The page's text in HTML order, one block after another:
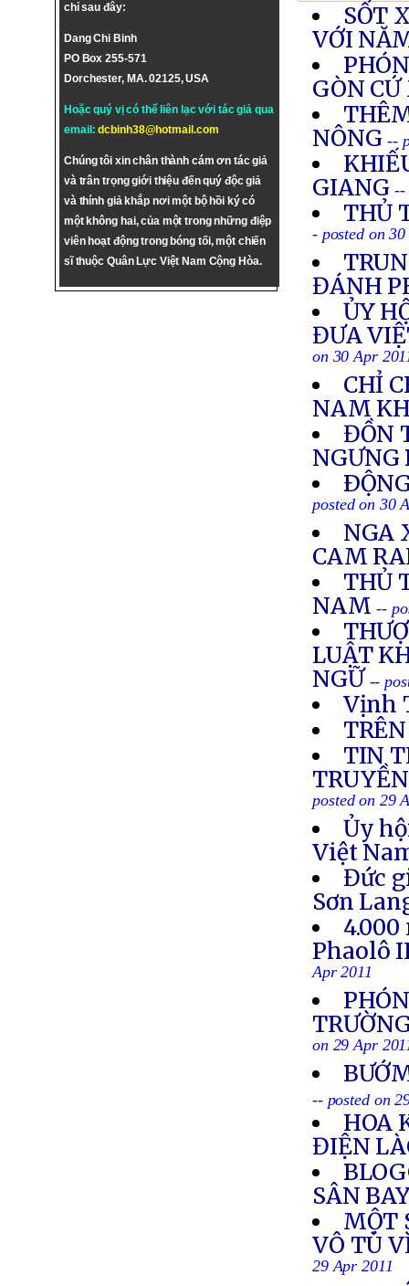
chỉ sau đây:
Dang Chi Binh
PO Box 255-571
Dorchester, MA. 02125, USA
Hoặc quý vị có thể liên lạc với tác giả qua
email:dcbinh38@hotmail.com
Chúng tôi xin chân thành cám ơn tác giả
và trân trọng giới thiệu đến quý độc giả
và thính giả khắp nơi một bộ hồi ký có
một không hai, của một trong những điệp
viên hoạt động trong bóng tối, một chiến
sĩ thuộc Quân Lực Việt Nam Cộng Hòa.
SỐT
VỚI
GÒN
NÔNG --
GIANG --
THỦ
- posted on
ĐÁNH
ỦY
ĐƯA
on 30 Apr
CHỈ
NAM
ĐỒN
posted on 30
NGA
CAM
THỦ
NAM--
LUẬT
NGỮ --
Vịnh
TIN
posted on 29
Ủy
Việt
Đức
Sơn
Phaolô
Apr 2011
on 29 Apr
-- posted on
HOA
ĐIỆN
SÂN
MỘT
VÔ TÙ
29 Apr 2011